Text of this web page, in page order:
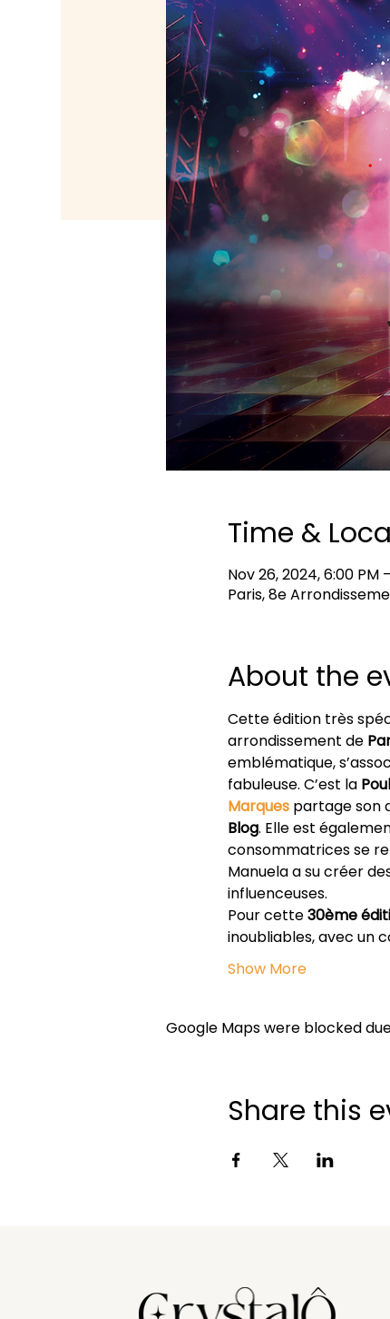
Time &
Nov 26, 2024, 6:00 PM
Paris, 8e
About the
Cette édition très
arrondissement de
emblématique,
fabuleuse. C’est la
Marques partage son
Blog. Elle est
consommatrices se
Manuela a su créer
influenceuses.
Pour cette 30ème
inoubliables, avec un
Show More
Google Maps were blocked
Share this